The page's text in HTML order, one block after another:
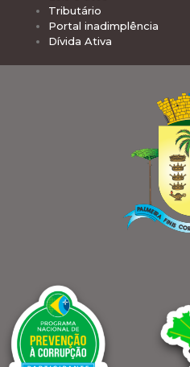
Tributário
Portal inadimplência
Dívida Ativa